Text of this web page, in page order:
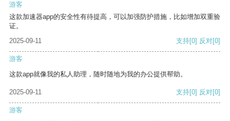
游客
这款加速器app的安全性有待提高，可以加强防护措施，比如增加双重验
证。
2025-09-11
支持[0] 反对[0]
游客
这款app就像我的私人助理，随时随地为我的办公提供帮助。
2025-09-11 支持[0] 反对[0]
游客